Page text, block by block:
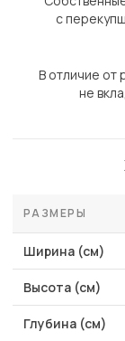
с
В отличие от
не
РАЗМЕРЫ
Ширина (см)
Высота (см)
Глубина (см)